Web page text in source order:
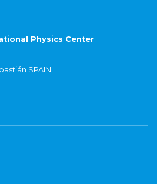
Physics Center
SPAIN